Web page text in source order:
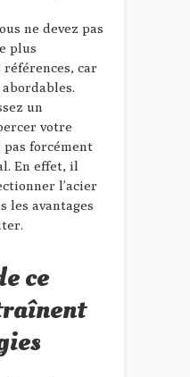
ne devez pas
plus
car
un
votre
pas forcément
En effet, il
l’acier
les avantages
ce